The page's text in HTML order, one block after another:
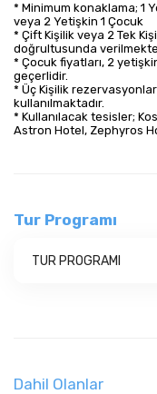
* Minimum konaklama; 1
veya 2 Yetişkin 1 Çocuk
* Çift Kişilik veya 2 Tek
doğrultusunda
* Çocuk fiyatları, 2
geçerlidir.
* Üç Kişilik
kullanılmaktadır.
* Kullanılacak tesisler;
Astron Hotel, Zephyros
Tur Programı
TUR PROGRAMI
Dahil Olanlar